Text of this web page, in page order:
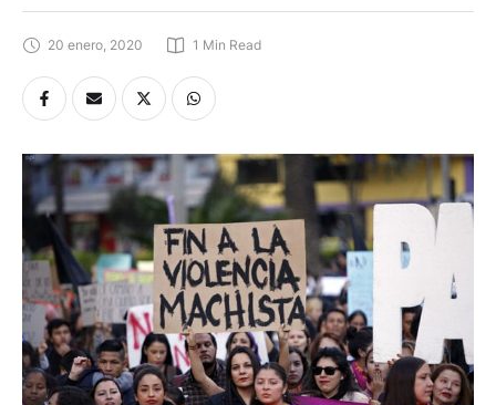
20 enero, 2020 1 Min Read